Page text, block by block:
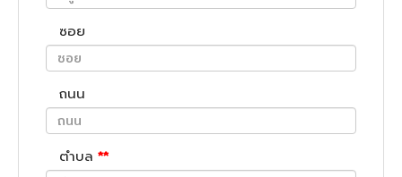
ซอย
ถนน
ตำบล **